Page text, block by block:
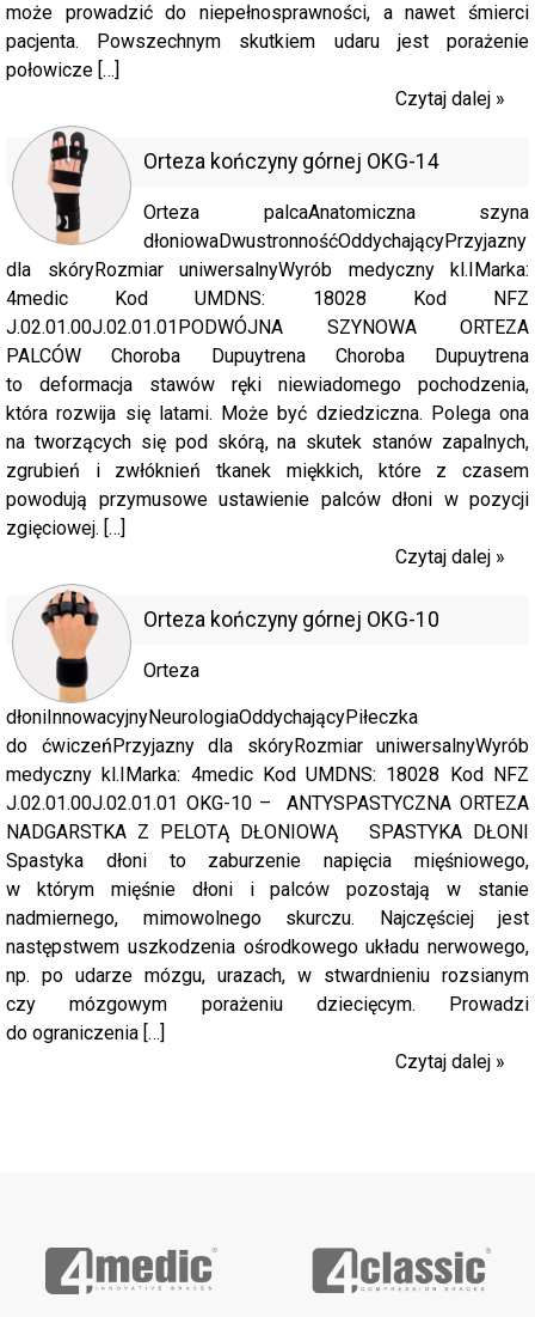
może prowadzić do niepełnosprawności, a nawet śmierci
pacjenta. Powszechnym skutkiem udaru jest porażenie
połowicze […]
Czytaj dalej »
Orteza kończyny górnej OKG-14
Orteza palcaAnatomiczna szyna
dłoniowaDwustronnośćOddychającyPrzyjazny
dla skóryRozmiar uniwersalnyWyrób medyczny kl.IMarka:
4medic Kod UMDNS: 18028 Kod NFZ
J.02.01.00J.02.01.01PODWÓJNA SZYNOWA ORTEZA
PALCÓW Choroba Dupuytrena Choroba Dupuytrena
to deformacja stawów ręki niewiadomego pochodzenia,
która rozwija się latami. Może być dziedziczna. Polega ona
na tworzących się pod skórą, na skutek stanów zapalnych,
zgrubień i zwłóknień tkanek miękkich, które z czasem
powodują przymusowe ustawienie palców dłoni w pozycji
zgięciowej. […]
Czytaj dalej »
Orteza kończyny górnej OKG-10
Orteza
dłoniInnowacyjnyNeurologiaOddychającyPiłeczka
do ćwiczeńPrzyjazny dla skóryRozmiar uniwersalnyWyrób
medyczny kl.IMarka: 4medic Kod UMDNS: 18028 Kod NFZ
J.02.01.00J.02.01.01 OKG-10 – ANTYSPASTYCZNA ORTEZA
NADGARSTKA Z PELOTĄ DŁONIOWĄ SPASTYKA DŁONI
Spastyka dłoni to zaburzenie napięcia mięśniowego,
w którym mięśnie dłoni i palców pozostają w stanie
nadmiernego, mimowolnego skurczu. Najczęściej jest
następstwem uszkodzenia ośrodkowego układu nerwowego,
np. po udarze mózgu, urazach, w stwardnieniu rozsianym
czy mózgowym porażeniu dziecięcym. Prowadzi
do ograniczenia […]
Czytaj dalej »